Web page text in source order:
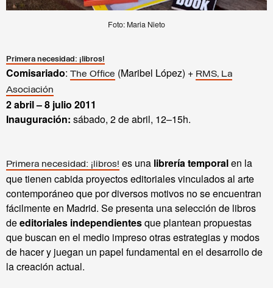
Foto: Maria Nieto
Primera necesidad: ¡libros!
Comisariado: The Office (Maribel López) + RMS, La
Asociación
2 abril – 8 julio 2011
Inauguración: sábado, 2 de abril, 12–15h.
Primera necesidad: ¡libros! es una librería temporalen la
que tienen cabida proyectos editoriales vinculados al arte
contemporáneo que por diversos motivos no se encuentran
fácilmente en Madrid. Se presenta una selección de libros
deeditoriales independientesque plantean propuestas
que buscan en el medio impreso otras estrategias y modos
de hacer y juegan un papel fundamental en el desarrollo de
la creación actual.